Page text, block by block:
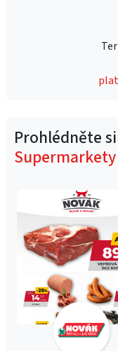
Prohlédněte
Supermarkety